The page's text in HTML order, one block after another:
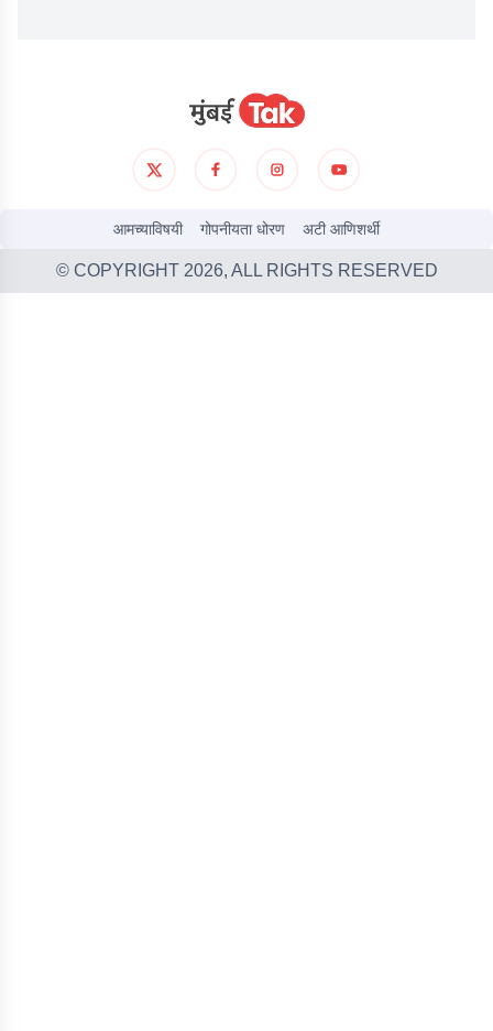
आमच्याविषयी गोपनीयता धोरण अटी आणिशर्थी
© COPYRIGHT 2026, ALL RIGHTS RESERVED